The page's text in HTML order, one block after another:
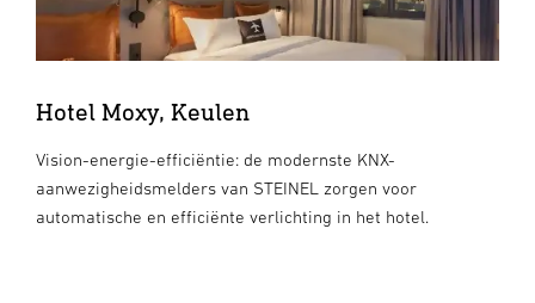
Hotel Moxy, Keulen
Vision-energie-efficiëntie: de modernste KNX-
aanwezigheidsmelders van STEINEL zorgen voor
automatische en efficiënte verlichting in het hotel.